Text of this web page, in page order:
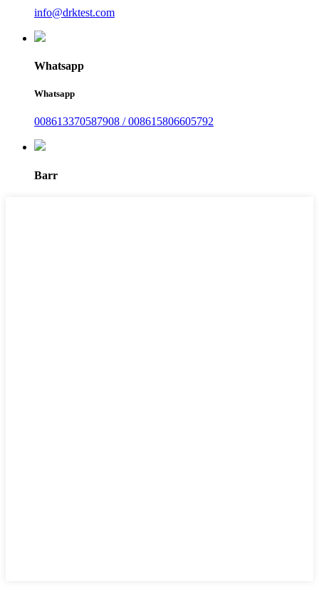
info@drktest.com
Whatsapp
Whatsapp
008613370587908 / 008615806605792
Barr